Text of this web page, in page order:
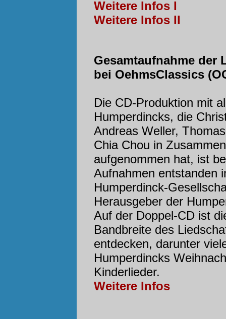
Weitere Infos I
Weitere Infos II
Gesamtaufnahme der
bei OehmsClassics
Die CD-Produktion mit
Humperdincks, die
Andreas Weller,
Chia Chou in
aufgenommen hat, ist
Aufnahmen entstanden
Humperdinck-
Herausgeber der
Auf der Doppel-CD ist
Bandbreite des
entdecken, darunter
Humperdincks
Kinderlieder.
Weitere Infos